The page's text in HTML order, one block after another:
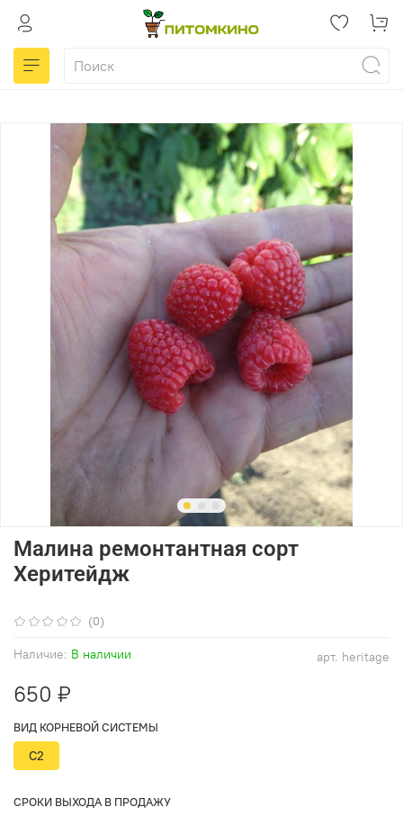
(0)
арт. heritage
Наличие: В наличии
Малина ремонтантная сорт
Херитейдж
650 ₽
ВИД КОРНЕВОЙ СИСТЕМЫ
С2
СРОКИ ВЫХОДА В ПРОДАЖУ